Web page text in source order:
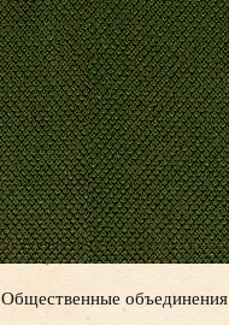
Общественные объединения